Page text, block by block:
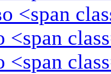
<span
<span
<span